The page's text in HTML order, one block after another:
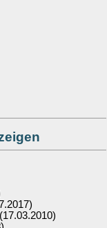
(17.03.2010)